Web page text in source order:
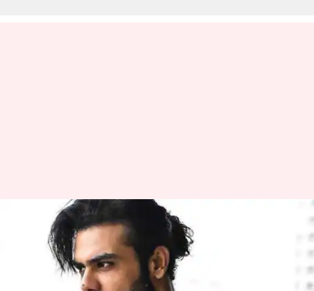
बिग बॉस 13: विशाल को मिलेगा
शॉक! शो में एंट्री लेंगी अभिनेता की
एक्स गर्लफ्रेंड
Nov 30, 2019 09:02 pm